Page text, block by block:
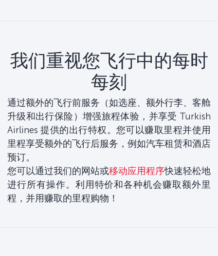
我们重视您飞行中的每时
每刻
通过额外的飞行前服务（如选座、额外行李、客舱
升级和出行保险）增强旅程体验，并享受 Turkish
Airlines 提供的出行特权。您可以赚取里程并使用
里程享受额外的飞行后服务，例如汽车租赁和酒店
预订。
您可以通过我们的网站或移动应用程序快速轻松地
进行所有操作。利用特价和各种机会赚取额外里
程，并用赚取的里程购物！